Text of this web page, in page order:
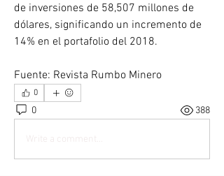
de inversiones de 58,507 millones de
dólares, significando un incremento de
14% en el portafolio del 2018.
Fuente: Revista Rumbo Minero
0
0 388
Write a comment...